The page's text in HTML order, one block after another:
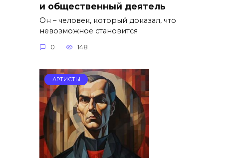
и общественный деятель
Он – человек, который доказал, что
невозможное становится
0 148
АРТИСТЫ